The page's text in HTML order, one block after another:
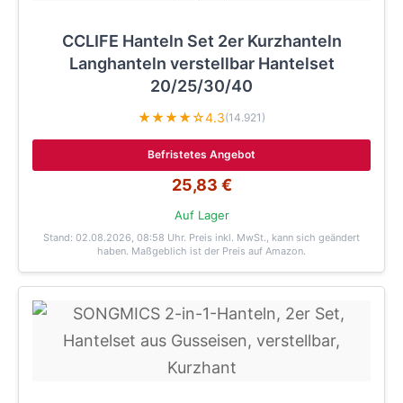
CCLIFE Hanteln Set 2er Kurzhanteln
Langhanteln verstellbar Hantelset
20/25/30/40
★★★★☆4.3(14.921)
Befristetes Angebot
25,83 €
Auf Lager
Stand: 02.08.2026, 08:58 Uhr. Preis inkl. MwSt., kann sich geändert
haben. Maßgeblich ist der Preis auf Amazon.